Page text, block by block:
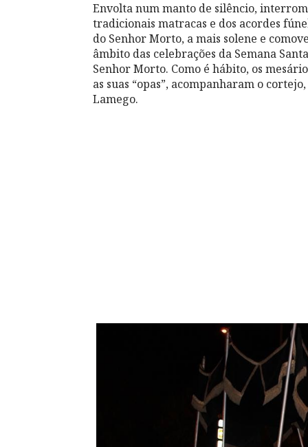
Envolta num manto de silêncio,
tradicionais matracas e dos acordes
do Senhor Morto, a mais solene e
âmbito das celebrações da Semana
Senhor Morto. Como é hábito, os
as suas “opas”, acompanharam o
Lamego.